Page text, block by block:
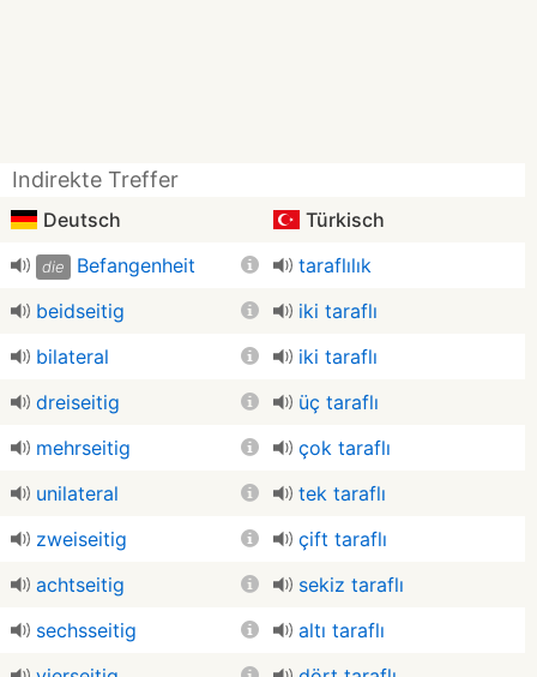
Indirekte Treffer
Deutsch Türkisch
die Befangenheit
taraflılık
beidseitig
iki taraflı
bilateral
iki taraflı
dreiseitig
üç taraflı
mehrseitig
çok taraflı
unilateral
tek taraflı
zweiseitig
çift taraflı
achtseitig
sekiz taraflı
sechsseitig
altı taraflı